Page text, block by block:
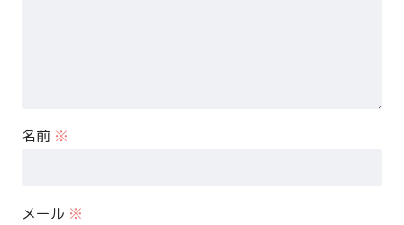
名前 ※
メール ※